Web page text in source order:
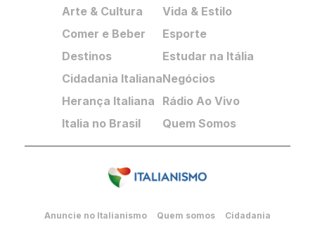
Arte & Cultura
Comer e Beber
Destinos
Cidadania Italiana
Herança Italiana
Italia no Brasil
Vida & Estilo
Esporte
Estudar na Itália
Negócios
Rádio Ao Vivo
Quem Somos
Anuncie no Italianismo Quem somos Cidadania